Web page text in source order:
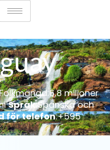
6,8 miljoner
Språk:Spanska och
för telefon:+595